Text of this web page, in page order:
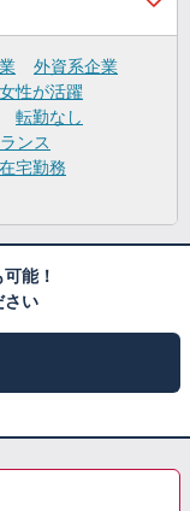
外資系企業
女性が活躍
転勤なし
ンス
宅勤務
能！
さい